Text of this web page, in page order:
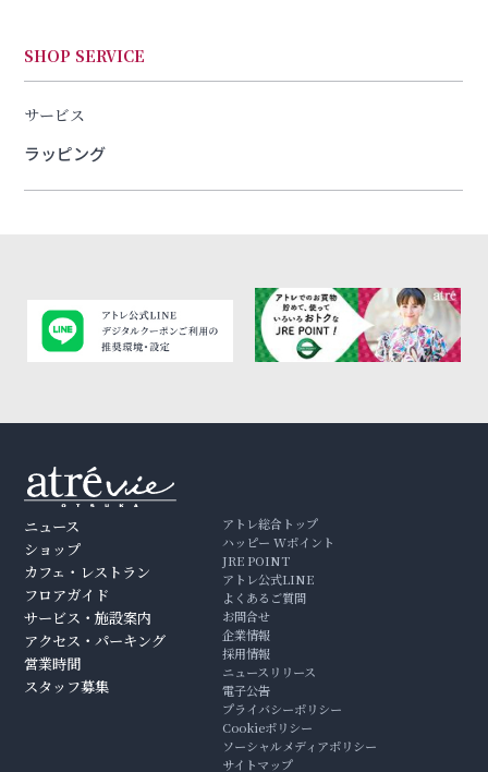
SHOP SERVICE
サービス
ラッピング
ニュース
ショップ
カフェ・レストラン
フロアガイド
サービス・施設案内
アクセス・パーキング
営業時間
スタッフ募集
アトレ総合トップ
ハッピー Wポイント
JRE POINT
アトレ公式LINE
よくあるご質問
お問合せ
企業情報
採用情報
ニュースリリース
電子公告
プライバシーポリシー
Cookieポリシー
ソーシャルメディアポリシー
サイトマップ